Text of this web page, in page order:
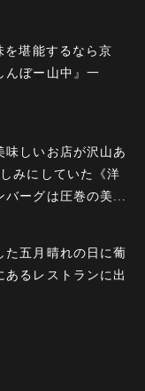
を堪能するなら京
んぼー山中』一
味しいお店が沢山あ
みにしていた《洋
バーグは圧巻の美...
た五月晴れの日に葡
あるレストランに出